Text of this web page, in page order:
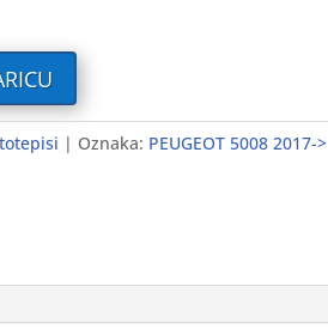
44,86 €
Oznaka: PEUGEOT 5008 2017->